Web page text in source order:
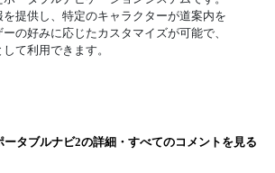
を提供し、特定のキャラクターが道案内を
の好みに応じたカスタマイズが可能で、
て利用できます。
ータブルナビ2の詳細・すべてのコメントを見る